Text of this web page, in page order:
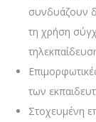
συνδυάζουν
τη χρήση
των
Στοχευμένη